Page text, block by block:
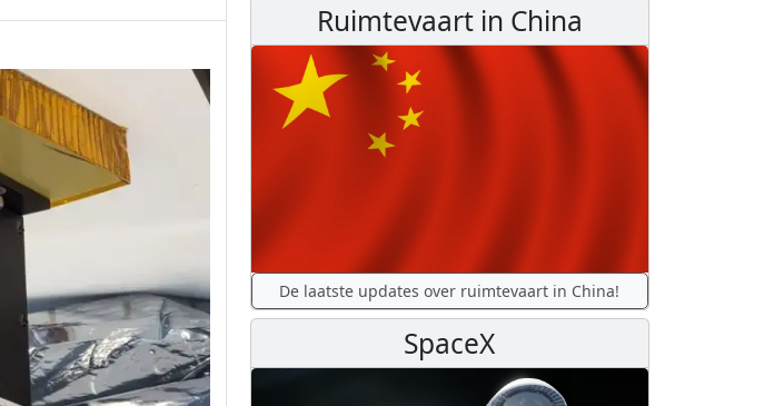
Ruimtevaart in China
De laatste updates over ruimtevaart in China!
SpaceX